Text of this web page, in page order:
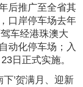
后推广至全省其
口岸停车场去年
车经港珠澳大
动化停车场；入
日正式实施。
’贺满月、迎新